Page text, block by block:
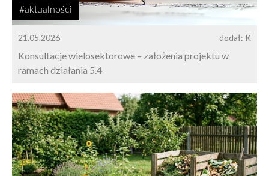
#aktualności
21.05.2026 dodał: K
Konsultacje wielosektorowe – założenia projektu w
ramach działania 5.4